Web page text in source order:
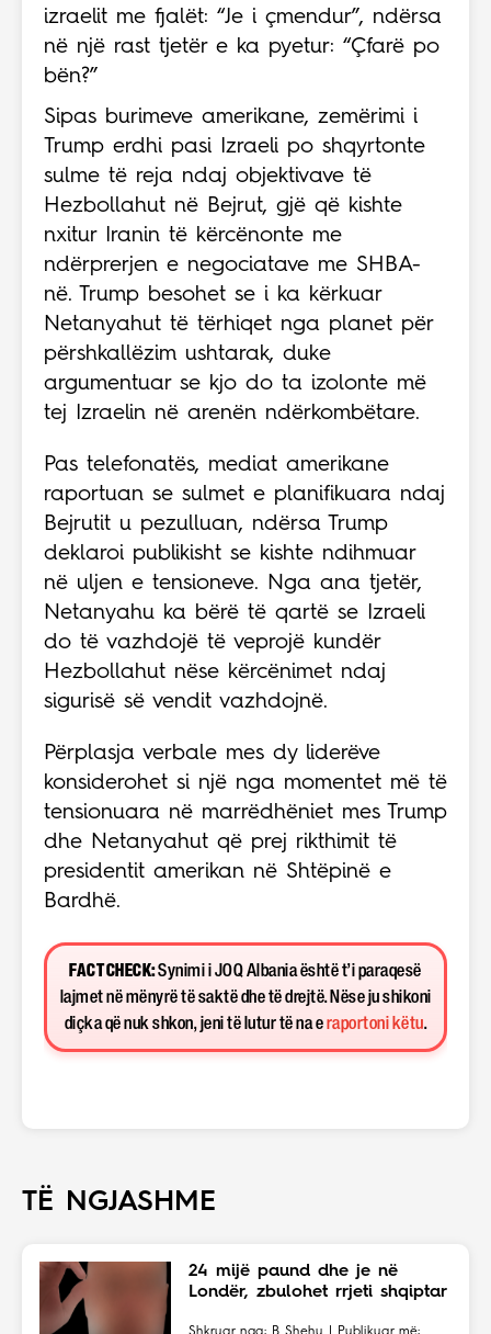
izraelit me fjalët: “Je i çmendur”, ndërsa
në një rast tjetër e ka pyetur: “Çfarë po
bën?”
Sipas burimeve amerikane, zemërimi i
Trump erdhi pasi Izraeli po shqyrtonte
sulme të reja ndaj objektivave të
Hezbollahut në Bejrut, gjë që kishte
nxitur Iranin të kërcënonte me
ndërprerjen e negociatave me SHBA-
në. Trump besohet se i ka kërkuar
Netanyahut të tërhiqet nga planet për
përshkallëzim ushtarak, duke
argumentuar se kjo do ta izolonte më
tej Izraelin në arenën ndërkombëtare.
Pas telefonatës, mediat amerikane
raportuan se sulmet e planifikuara ndaj
Bejrutit u pezulluan, ndërsa Trump
deklaroi publikisht se kishte ndihmuar
në uljen e tensioneve. Nga ana tjetër,
Netanyahu ka bërë të qartë se Izraeli
do të vazhdojë të veprojë kundër
Hezbollahut nëse kërcënimet ndaj
sigurisë së vendit vazhdojnë.
Përplasja verbale mes dy liderëve
konsiderohet si një nga momentet më të
tensionuara në marrëdhëniet mes Trump
dhe Netanyahut që prej rikthimit të
presidentit amerikan në Shtëpinë e
Bardhë.
FACT CHECK:Synimi i JOQ Albania është t’i paraqesë
lajmet në mënyrë të saktë dhe të drejtë. Nëse ju shikoni
diçka që nuk shkon, jeni të lutur të na e raportoni këtu.
TË NGJASHME
24 mijë paund dhe je në
Londër, zbulohet rrjeti shqiptar